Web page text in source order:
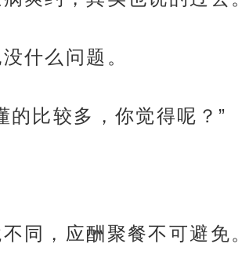
什么问题。
比较多，你觉得呢？”
同，应酬聚餐不可避免。